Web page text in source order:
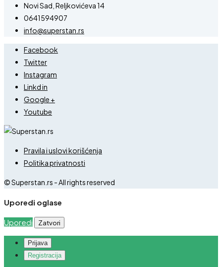
Novi Sad, Reljkovićeva 14
0641594907
info@superstan.rs
Facebook
Twitter
Instagram
Linkd in
Google +
Youtube
Pravila i uslovi korišćenja
Politika privatnosti
© Superstan.rs - All rights reserved
Uporedi oglase
Uporedi Zatvori
Prijava
Registracija